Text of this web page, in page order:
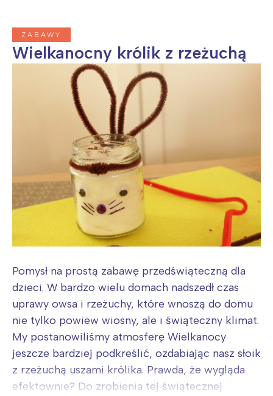
ZABAWY
Wielkanocny królik z rzeżuchą
Pomysł na prostą zabawę przedświąteczną dla
dzieci. W bardzo wielu domach nadszedł czas
uprawy owsa i rzeżuchy, które wnoszą do domu
nie tylko powiew wiosny, ale i świąteczny klimat.
My postanowiliśmy atmosferę Wielkanocy
jeszcze bardziej podkreślić, ozdabiając nasz słoik
z rzeżuchą uszami królika. Prawda, że wygląda
efektownie? Do zrobienia tej świątecznej